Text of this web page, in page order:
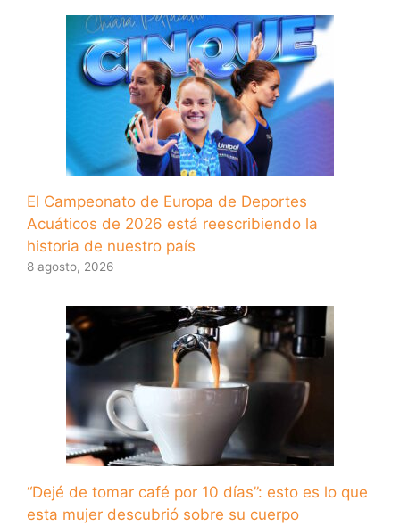
El Campeonato de Europa de Deportes
Acuáticos de 2026 está reescribiendo la
historia de nuestro país
8 agosto, 2026
“Dejé de tomar café por 10 días”: esto es lo que
esta mujer descubrió sobre su cuerpo